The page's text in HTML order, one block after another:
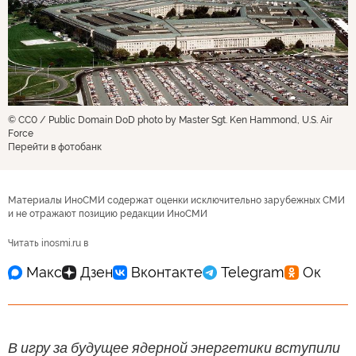
© CC0 / Public Domain DoD photo by Master Sgt. Ken Hammond, U.S. Air
Force
Перейти в фотобанк
Материалы ИноСМИ содержат оценки исключительно зарубежных СМИ
и не отражают позицию редакции ИноСМИ
Читать inosmi.ru в
В игру за будущее ядерной энергетики вступили